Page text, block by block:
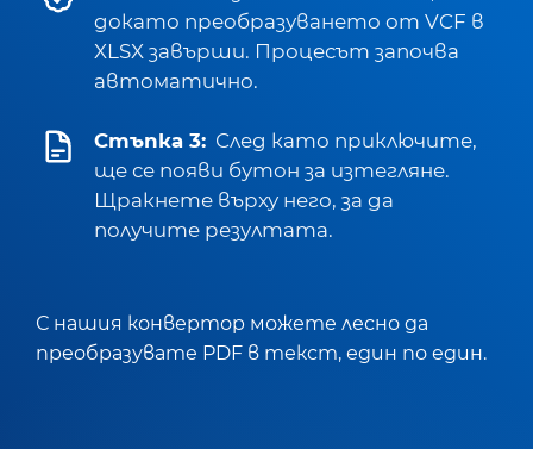
докато преобразуването от VCF в
XLSX завърши. Процесът започва
автоматично.
Стъпка 3: След като приключите,
ще се появи бутон за изтегляне.
Щракнете върху него, за да
получите резултата.
С нашия конвертор можете лесно да
преобразувате PDF в текст, един по един.